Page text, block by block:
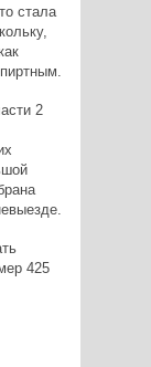
стала
2
425